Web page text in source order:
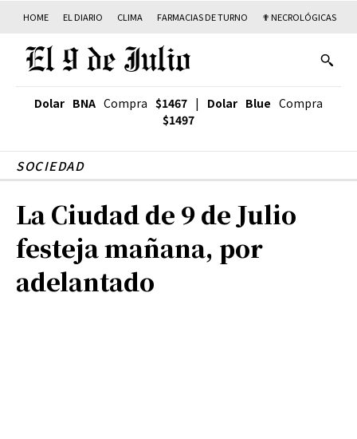
HOME EL DIARIO CLIMA FARMACIAS DE TURNO ✟ NECROLÓGICAS
Dolar BNA Compra $1467 | Dolar Blue Compra
$1497
SOCIEDAD
La Ciudad de 9 de Julio
festeja mañana, por
adelantado